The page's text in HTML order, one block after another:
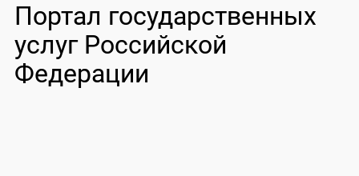
Портал государственных
услуг Российской
Федерации